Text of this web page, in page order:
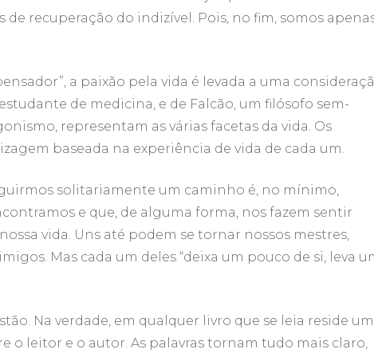
de recuperação do indizível. Pois, no fim, somos
a paixão pela vida é levada a uma
de medicina, e de Falcão, um filósofo sem-
representam as várias facetas da vida. Os
baseada na experiência de vida de cada um.
solitariamente um caminho é, no mínimo,
e que, de alguma forma, nos fazem sentir
vida. Uns até podem se tornar nossos mestres,
Mas cada um deles “deixa um pouco de si, leva
Na verdade, em qualquer livro que se leia reside
o leitor e o autor. As palavras tornam tudo mais claro,